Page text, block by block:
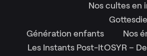
Nos cultes en
Génération enfants
Les Instants Post-It
Nos
OSYR –